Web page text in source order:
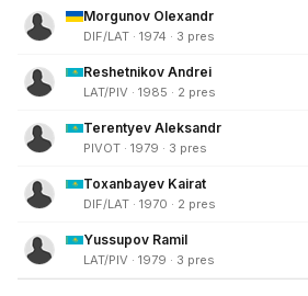
Morgunov Olexandr
DIF/LAT · 1974 · 3 pres
Reshetnikov Andrei
LAT/PIV · 1985 · 2 pres
Terentyev Aleksandr
PIVOT · 1979 · 3 pres
Toxanbayev Kairat
DIF/LAT · 1970 · 2 pres
Yussupov Ramil
LAT/PIV · 1979 · 3 pres